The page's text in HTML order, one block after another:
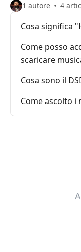
1 autore 4
Cosa significa
Come posso
scaricare
Cosa sono il
Come ascolto i